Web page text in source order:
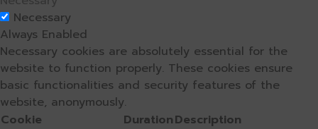
Necessary
Always Enabled
Necessary cookies are absolutely essential for the
website to function properly. These cookies ensure
basic functionalities and security features of the
website, anonymously.
Cookie
DurationDescription